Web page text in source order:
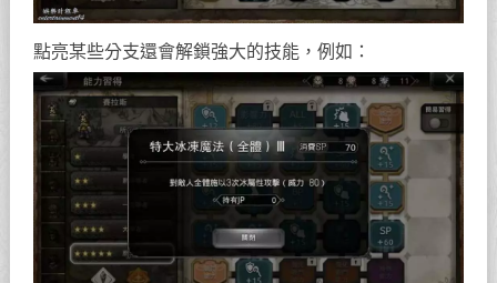
點亮某些分支還會解鎖強大的技能，例如：